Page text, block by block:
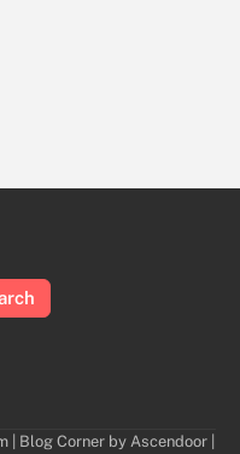
| Blog Corner by Ascendoor|